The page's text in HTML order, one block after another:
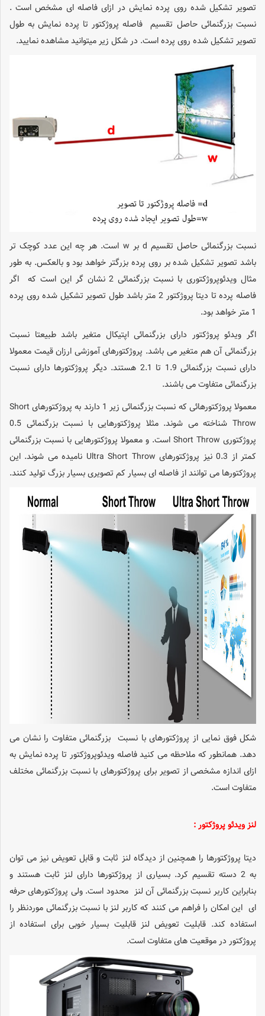
تصویر تشکیل شده روی پرده نمایش در ازای فاصله ای مشخص است .
نسبت بزرگنمائی حاصل تقسیم فاصله پروژکتور تا پرده نمایش به طول
تصویر تشکیل شده روی پرده است. در شکل زیر میتوانید مشاهده نمایید.
نسبت بزرگنمائی حاصل تقسیم d بر w است. هر چه این عدد کوچک تر
باشد تصویر تشکیل شده بر روی پرده بزرگتر خواهد بود و بالعکس. به طور
مثال ویدئوپروژکتوری با نسبت بزرگنمائی 2 نشان گر این است که اگر
فاصله پرده تا دیتا پروژکتور 2 متر باشد طول تصویر تشکیل شده روی پرده
1 متر خواهد بود.
اگر ویدئو پروژکتور دارای بزرگنمائی اپتیکال متغیر باشد طبیعتا نسبت
بزرگنمائی آن هم متغیر می باشد. پروژکتورهای آموزشی ارزان قیمت معمولا
دارای نسبت بزرگنمائی 1.9 تا 2.1 هستند. دیگر پروژکتورها دارای نسبت
بزرگنمائی متفاوت می باشند.
معمولا پروژکتورهائی که نسبت بزرگنمائی زیر 1 دارند به پروژکتورهای Short
Throw شناخته می شوند. مثلا پروژکتورهایی با نسبت بزرگنمائی 0.5
پروژکتوری Short Throw است. و معمولا پروژکتورهایی با نسبت بزرگنمائی
کمتر از 0.3 نیز پروژکتورهای Ultra Short Throw نامیده می شوند. این
پروژکتورها می توانند از فاصله ای بسیار کم تصویری بسیار بزرگ تولید کنند.
شکل فوق نمایی از پروژکتورهای با نسبت بزرگنمائی متفاوت را نشان می
دهد. همانطور که ملاحظه می کنید فاصله ویدئوپروژکتور تا پرده نمایش به
ازای اندازه مشخصی از تصویر برای پروژکتورهای با نسبت بزرگنمائی مختلف
متفاوت است.
لنز ویدئو پروژکتور :
دیتا پروژکتورها را همچنین از دیدگاه لنز ثابت و قابل تعویض نیز می توان
به 2 دسته تقسیم کرد. بسیاری از پروژکتورها دارای لنز ثابت هستند و
بنابراین کاربر نسبت بزرگنمائی آن لنز محدود است. ولی پروژکتورهای حرفه
ای این امکان را فراهم می کنند که کاربر لنز با نسبت بزرگنمائی موردنظر را
استفاده کند. قابلیت تعویض لنز قابلیت بسیار خوبی برای استفاده از
پروژکتور در موقعیت های متفاوت است.